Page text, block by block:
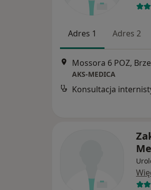
Adres 1 Adres 2
Mossora 6 POZ,
AKS-MEDICA